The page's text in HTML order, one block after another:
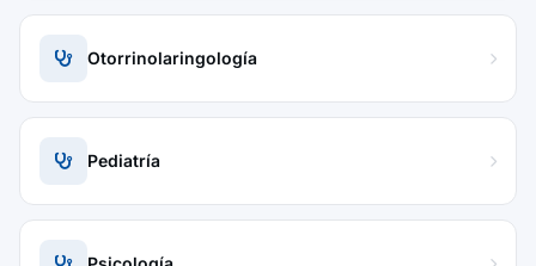
Otorrinolaringología
Pediatría